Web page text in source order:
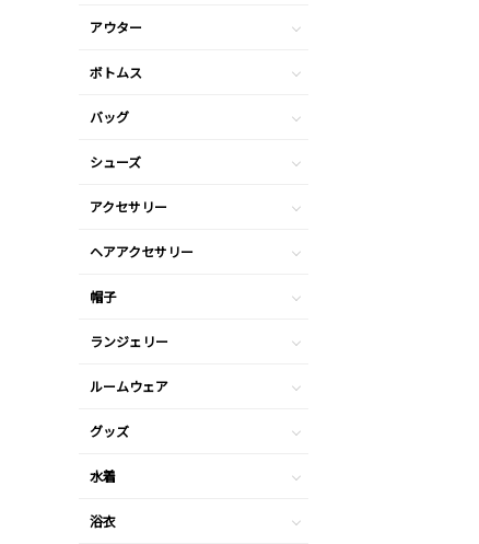
アウター
ボトムス
バッグ
シューズ
アクセサリー
ヘアアクセサリー
帽子
ランジェリー
ルームウェア
グッズ
水着
浴衣